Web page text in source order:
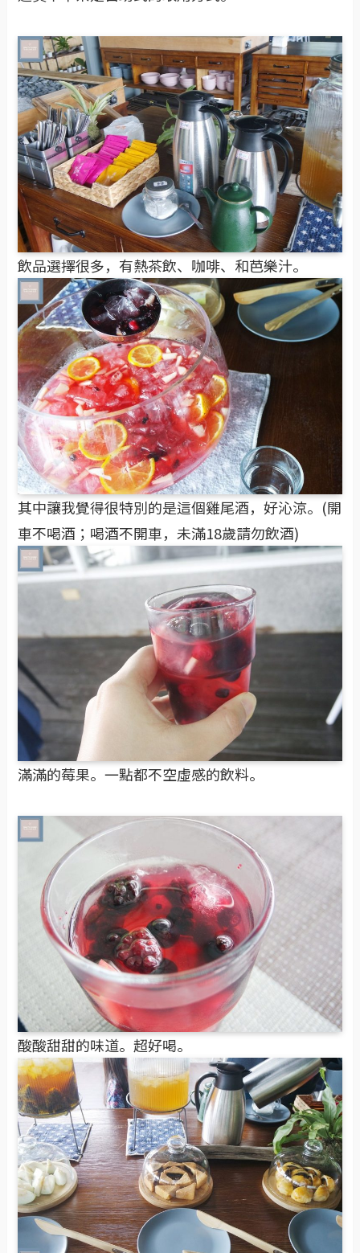
飲品選擇很多，有熱茶飲、咖啡、和芭樂汁。
其中讓我覺得很特別的是這個雞尾酒，好沁涼。(開
車不喝酒；喝酒不開車，未滿18歲請勿飲酒)
滿滿的莓果。一點都不空虛感的飲料。
酸酸甜甜的味道。超好喝。